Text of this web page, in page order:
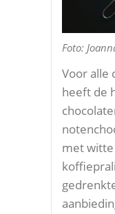
Foto:
Voor alle
heeft de
met